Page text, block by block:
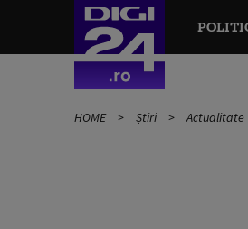
HOME Știri Actualitate